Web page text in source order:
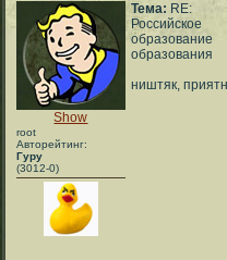
Show
root
Авторейтинг:
Гуру
(3012-0)
Тема: RE:
Российское
образование
образования
ништяк,